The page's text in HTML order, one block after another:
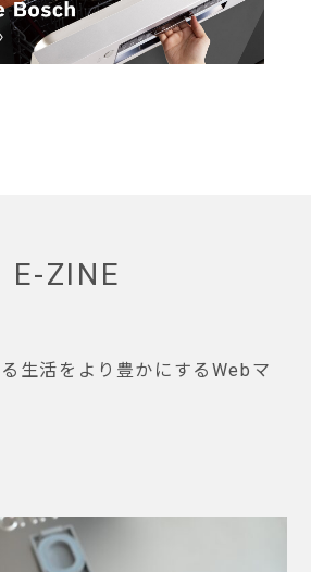
E-ZINE
生活をより豊かにするWebマ